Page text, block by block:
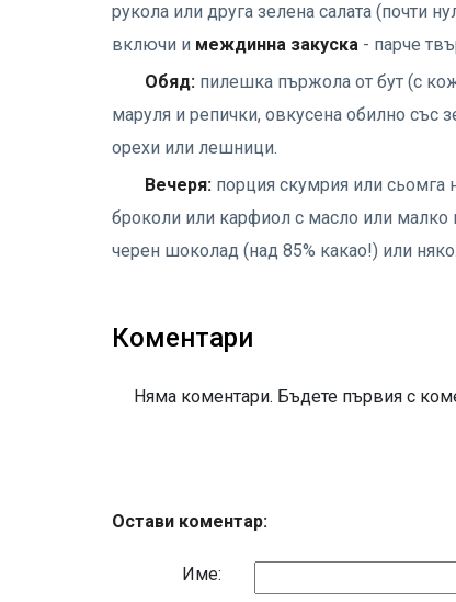
рукола или друга зелена салата (почти
включи и междинна закуска - парче
Обяд: пилешка пържола от бут (с
маруля и репички, овкусена обилно със
орехи или лешници.
Вечеря: порция скумрия или сьомга
броколи или карфиол с масло или малко
черен шоколад (над 85% какао!) или
Коментари
Няма коментари. Бъдете първия с
Остави коментар:
Име: